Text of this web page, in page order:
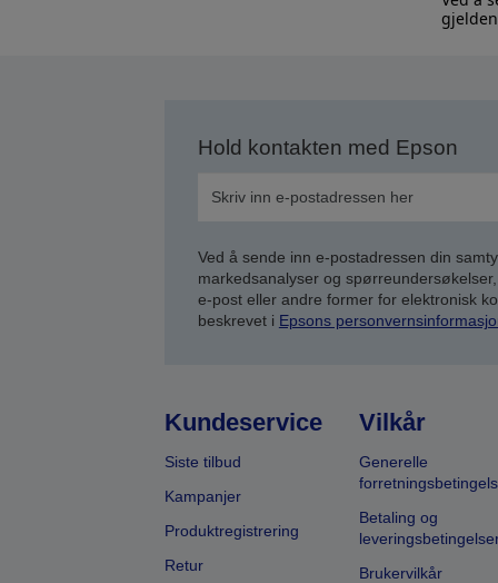
Hold kontakten med Epson
Ved å sende inn e-postadressen din
markedsanalyser og
e-post eller andre former for elektronisk
beskrevet i Epsons
Kundeservice
Siste tilbud
Kampanjer
Produktregistrering
Retur
Vilkår
Generelle
Betaling og
Brukervilkår